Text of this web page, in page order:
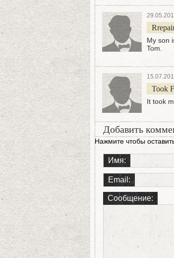
My son
Tom.
Took
It took
Добавить
Нажмите чтобы
Имя:
Email:
Сообщение: